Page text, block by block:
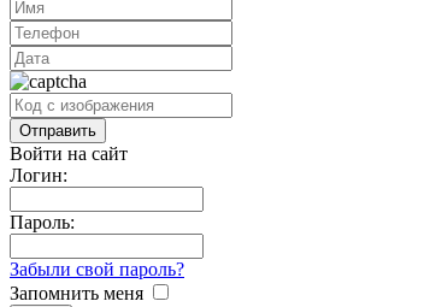
Войти на сайт
Логин:
Пароль:
Забыли свой пароль?
Запомнить меня